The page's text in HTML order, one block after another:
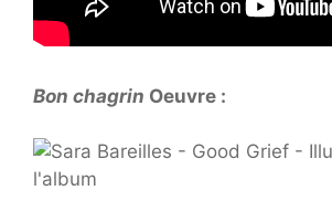
Bon chagrin Oeuvre :